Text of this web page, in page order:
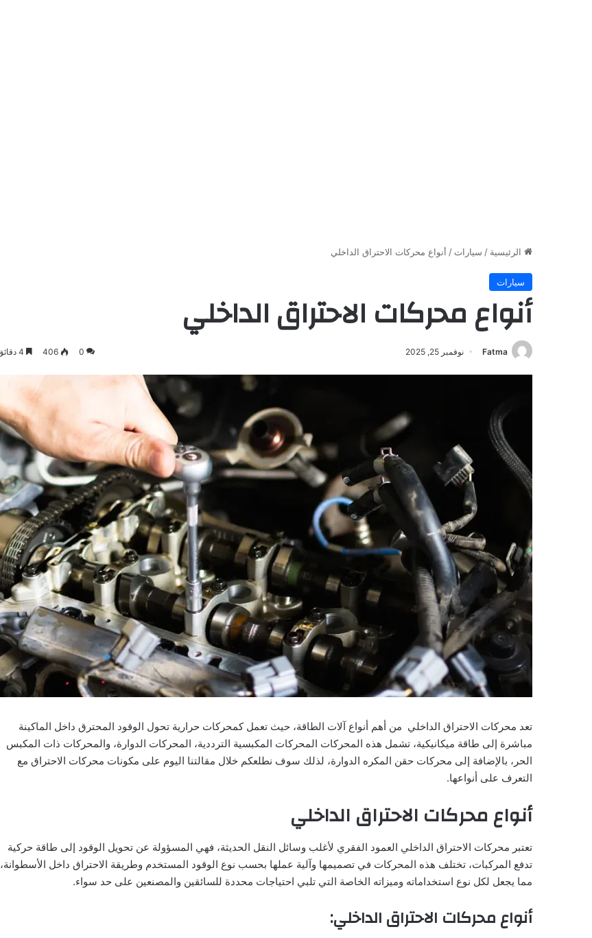
الرئيسية / سيارات / أنواع محركات الاحتراق الداخلي
سيارات
أنواع محركات الاحتراق الداخلي
Fatma نوفمبر 25, 2025 0
406
تعد محركات الاحتراق الداخلي من أهم أنواع آلات الطاقة، حيث تعمل كمحركات حرارية تحول الوقود المحترق داخل الماكينة
مباشرة إلى طاقة ميكانيكية، تشمل هذه المحركات المحركات المكبسية الترددية، المحركات الدوارة، والمحركات ذات المكبس
الحر، بالإضافة إلى محركات حقن المكره الدوارة، لذلك سوف نطلعكم خلال مقالتنا اليوم على مكونات محركات الاحتراق مع
التعرف على أنواعها.
أنواع محركات الاحتراق الداخلي
تعتبر محركات الاحتراق الداخلي العمود الفقري لأغلب وسائل النقل الحديثة، فهي المسؤولة عن تحويل الوقود إلى طاقة حركية
تدفع المركبات، تختلف هذه المحركات في تصميمها وآلية عملها بحسب نوع الوقود المستخدم وطريقة الاحتراق داخل الأسطوانة،
مما يجعل لكل نوع استخداماته وميزاته الخاصة التي تلبي احتياجات محددة للسائقين والمصنعين على حد سواء.
أنواع محركات الاحتراق الداخلي: